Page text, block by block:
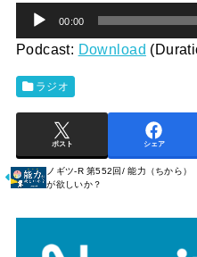
声
レ
ヤ
ー
00:00
Podcast: Download
ラジオ
ポスト シェア
ノギツ-R 第552回/ 能力（ちから）
が欲しいか？